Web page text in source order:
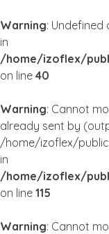
Warning: Undefined
in
/home/izoflex/
on line 40
Warning: Cannot
already sent by
/home/izoflex/
in
/home/izoflex/
on line 115
Warning: Cannot